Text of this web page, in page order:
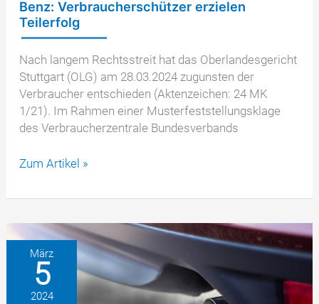
Benz: Verbraucherschützer erzielen
Teilerfolg
Nach langem Rechtsstreit hat das Oberlandesgericht
Stuttgart (OLG) am 28.03.2024 zugunsten der
Verbraucher entschieden (Aktenzeichen: 24 MK
1/21). Im Rahmen einer Musterfeststellungsklage
des Verbraucherzentrale Bundesverbands
Musterfeststellungsklage
Mercedes-
Verbraucherschützer
erzielen
Teilerfolg
Zum Artikel »
März
5
2024